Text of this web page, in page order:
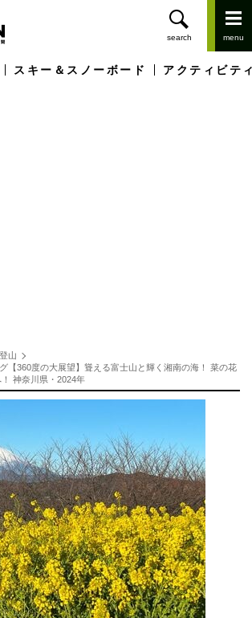
スキー＆スノーボード アクティビテ
登山
【360度の大展望】聳える富士山と輝く湘南の海！ 菜の花
神奈川県・2024年